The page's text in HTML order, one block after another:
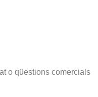
o qüestions comercials